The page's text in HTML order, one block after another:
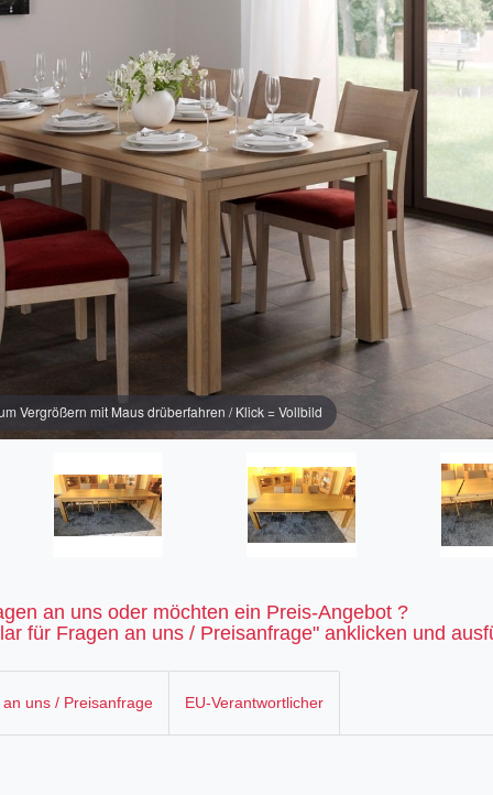
Vergrößern mit Maus drüberfahren / Klick = Vollbild
an uns oder möchten ein Preis-Angebot ?
für Fragen an uns / Preisanfrage" anklicken und
uns / Preisanfrage EU-Verantwortlicher